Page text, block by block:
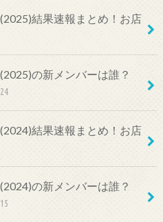
結果速報まとめ！お店
の新メンバーは誰？
結果速報まとめ！お店
の新メンバーは誰？